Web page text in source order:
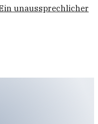
unaussprechlicher